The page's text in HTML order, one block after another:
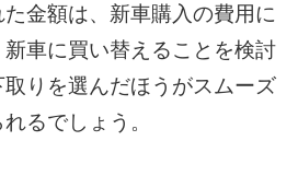
金額は、新車購入の費用に
車に買い替えることを検討
りを選んだほうがスムーズ
るでしょう。